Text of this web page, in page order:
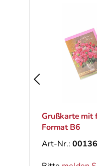
Grußkarte mit
Format B6
Art-Nr.: 00136